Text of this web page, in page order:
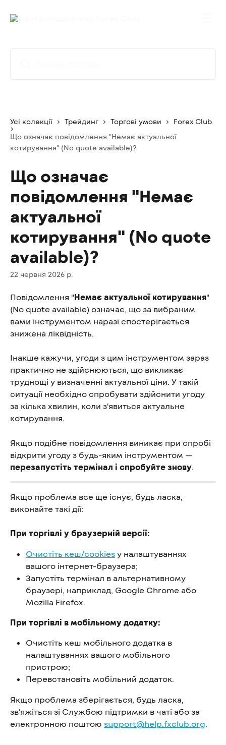
Усі колекції Трейдинг Торгові умови
Forex Club
Що означає повідомлення "Немає актуальної
котирування" (No quote available)?
Що означає
повідомлення "Немає
актуальної
котирування" (No quote
available)?
22 червня 2026 р.
Повідомлення "Немає актуальної котирування"
(No quote available) означає, що за вибраним
вами інструментом наразі спостерігається
знижена ліквідність.
Інакше кажучи, угоди з цим інструментом зараз
практично не здійснюються, що викликає
труднощі у визначенні актуальної ціни. У такій
ситуації необхідно спробувати здійснити угоду
за кілька хвилин, коли з'явиться актуальне
котирування.
Якщо подібне повідомлення виникає при спробі
відкрити угоду з будь-яким інструментом —
перезапустіть термінал і спробуйте знову.
Якщо проблема все ще існує, будь ласка,
виконайте такі дії:
При торгівлі у браузерній версії:
Очистіть кеш/cookies у налаштуваннях
вашого інтернет-браузера;
Запустіть термінал в альтернативному
браузері, наприклад, Google Chrome або
Mozilla Firefox.
При торгівлі в мобільному додатку:
Очистіть кеш мобільного додатка в
налаштуваннях вашого мобільного
пристрою;
Перевстановіть мобільний додаток.
Якщо проблема зберігається, будь ласка,
зв'яжіться зі Службою підтримки в чаті або за
електронною поштою support@help.fxclub.org.